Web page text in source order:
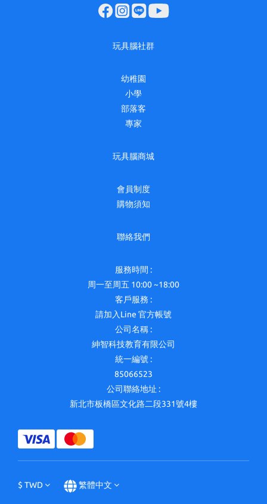
玩具腦社群
幼稚園
小學
部落客
專家
玩具腦商城
會員制度
購物須知
聯絡我們
服務時間 :
周一至周五 10:00 ~18:00
客戶服務 :
請加入Line 官方帳號
公司名稱 :
紳智科技教育有限公司
統一編號 :
85066523
公司聯絡地址 :
新北市板橋區文化路二段331號4樓
$ TWD 繁體中文